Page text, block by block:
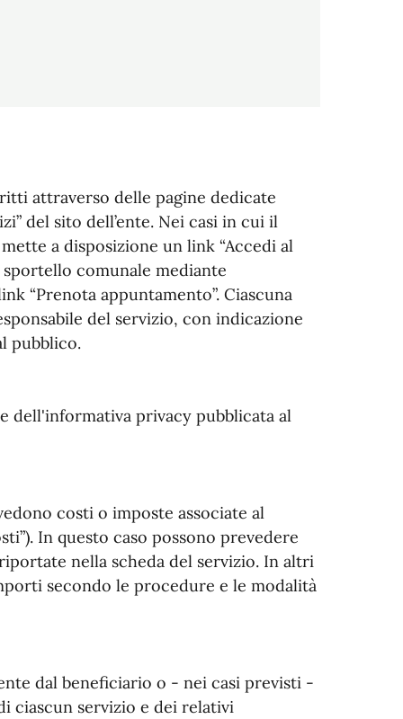
attraverso delle pagine dedicate
del sito dell’ente. Nei casi in cui il
a disposizione un link “Accedi al
comunale mediante
“Prenota appuntamento”. Ciascuna
del servizio, con indicazione
pubblico.
dell'informativa privacy pubblicata al
costi o imposte associate al
In questo caso possono prevedere
nella scheda del servizio. In altri
secondo le procedure e le modalità
dal beneficiario o - nei casi previsti -
ciascun servizio e dei relativi